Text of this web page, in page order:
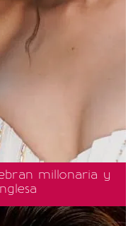
millonaria y